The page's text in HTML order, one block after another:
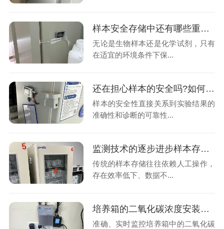
样本安全存储中还有哪些重要因素需要考虑?如何设置样本安全?26.7.24
无论是生物样本还是化学试剂，只有
在适宜的环境条件下保...
还在担心样本的安全吗?如何制定有效的温湿度异常应急预案?26.7.22
样本的安全性直接关系到实验结果的
准确性和诊断的可靠性...
监测技术的逐步进步样本存储管理是如何把样本变的智能化和精细化?26.7.20
传统的样本存储往往依赖人工操作，
存在效率低下、数据不...
培养箱的二氧化碳浓度安装实时监控的意义是什么呢?26.7.16
准确、实时监控培养箱中的二氧化碳